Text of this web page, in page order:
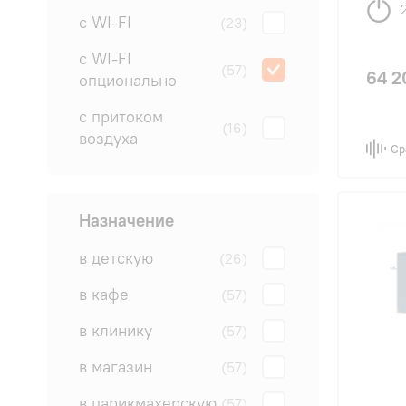
с WI-FI (23)
с WI-FI
опционально
(57)
с притоком
воздуха
(16)
Назначение
в детскую (26)
в кафе (57)
в клинику (57)
в магазин (57)
64